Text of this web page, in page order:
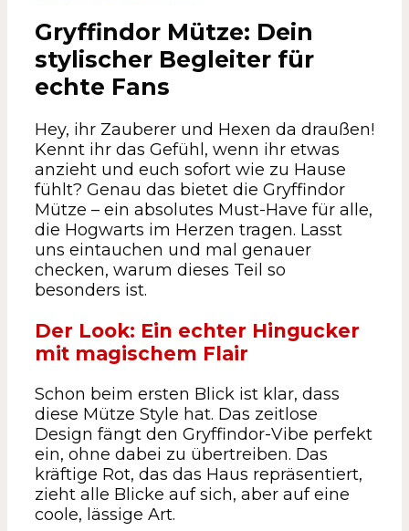
Gryffindor Mütze: Dein
stylischer Begleiter für
echte Fans
Hey, ihr Zauberer und Hexen da draußen!
Kennt ihr das Gefühl, wenn ihr etwas
anzieht und euch sofort wie zu Hause
fühlt? Genau das bietet die Gryffindor
Mütze – ein absolutes Must-Have für alle,
die Hogwarts im Herzen tragen. Lasst
uns eintauchen und mal genauer
checken, warum dieses Teil so
besonders ist.
Der Look: Ein echter Hingucker
mit magischem Flair
Schon beim ersten Blick ist klar, dass
diese Mütze Style hat. Das zeitlose
Design fängt den Gryffindor-Vibe perfekt
ein, ohne dabei zu übertreiben. Das
kräftige Rot, das das Haus repräsentiert,
zieht alle Blicke auf sich, aber auf eine
coole, lässige Art.